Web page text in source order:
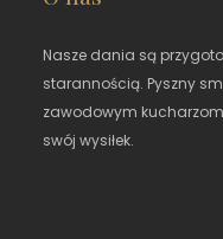
Nasze dania są
starannością. Pyszny
zawodowym
swój wysiłek.